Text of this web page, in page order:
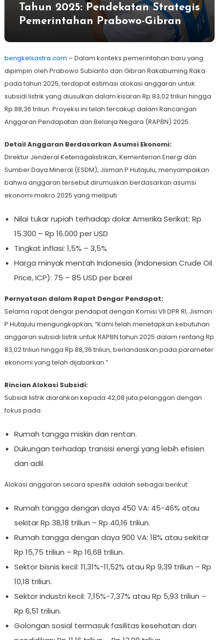
Tahun 2025: Pendekatan Strategis
Pemerintahan Prabowo-Gibran
bengkelsastra.com – Dalam konteks pemerintahan baru yang
dipimpin oleh Prabowo Subianto dan Gibran Rakabuming Raka
pada tahun 2025, terdapat estimasi alokasi anggaran untuk
subsidi listrik yang diusulkan dalam kisaran Rp 83,02 triliun hingga
Rp 88,36 triliun. Proyeksi ini telah tercakup dalam Rancangan
Anggaran Pendapatan dan Belanja Negara (RAPBN) 2025.
Detail Anggaran Berdasarkan Asumsi Ekonomi:
Direktur Jenderal Ketenagalistrikan, Kementerian Energi dan
Sumber Daya Mineral (ESDM), Jisman P Hutajulu, menyampaikan
bahwa anggaran tersebut dirumuskan berdasarkan asumsi
ekonomi makro 2025 yang meliputi:
Nilai tukar rupiah terhadap dolar Amerika Serikat: Rp
15.300 – Rp 16.000 per USD
Tingkat inflasi: 1,5% – 3,5%
Harga minyak mentah Indonesia (Indonesian Crude Oil
Price, ICP): 75 – 85 USD per barel
Pernyataan dalam Rapat Dengar Pendapat:
Selama rapat dengar pendapat dengan Komisi VII DPR RI, Jisman
P Hutajulu mengungkapkan, “Kami telah menetapkan kebutuhan
anggaran subsidi listrik untuk RAPBN tahun 2025 dalam rentang Rp
83,02 triliun hingga Rp 88,36 triliun, berlandaskan pada parameter
ekonomi yang telah dijabarkan.”
Rincian Alokasi Subsidi:
Subsidi listrik diarahkan kepada 42,08 juta pelanggan dengan
fokus pada:
Rumah tangga miskin dan rentan.
Dukungan terhadap transisi energi yang lebih efisien
dan adil.
Alokasi anggaran secara spesifik adalah sebagai berikut:
Rumah tangga dengan daya 450 VA: 45-46% atau
sekitar Rp 38,18 triliun – Rp 40,16 triliun.
Rumah tangga dengan daya 900 VA: 18% atau sekitar
Rp 15,75 triliun – Rp 16,68 triliun.
Sektor bisnis kecil: 11,31%-11,52% atau Rp 9,39 triliun – Rp
10,18 triliun.
Sektor industri kecil: 7,15%-7,37% atau Rp 5,93 triliun –
Rp 6,51 triliun.
Golongan sosial termasuk fasilitas kesehatan dan